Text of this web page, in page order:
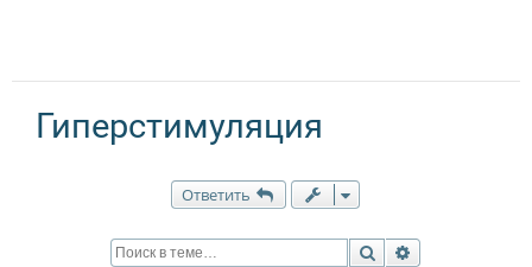
Гиперстимуляция
Ответить
Поиск